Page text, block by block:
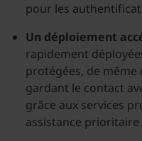
pour les
Un déploiement
rapidement
protégées, de
gardant le contact
grâce aux services
assistance prioritaire